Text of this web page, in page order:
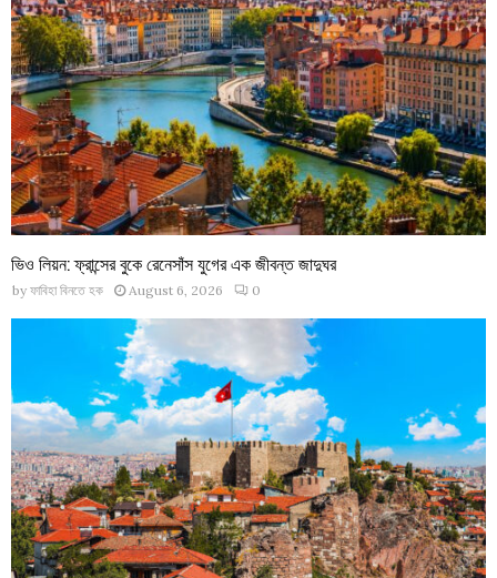
ভিও লিয়ন: ফ্রান্সের বুকে রেনেসাঁস যুগের এক জীবন্ত জাদুঘর
by ফাবিহা বিনতে হক August 6, 2026 0